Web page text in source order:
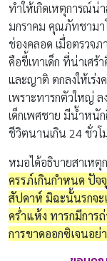
ทำให้เกิดเหตุการณ์
มกราคม คุณภัทชามา
ช่องคลอด เมื่อตรวจ
คือขี้เทาเด็ก ที่น่าเศ
และญาติ ตกลงให้เร่ง
เพราะทารกตัวใหญ่
เด็กเพศชาย มีน้ำหนัก
ชีวิตนานเกิน 24 ชั่วโ
หมอได้อธิบายสาเหตุ
ครรภ์เกินกำหนด ปัจ
สัปดาห์ มิฉะนั้นรกจะ
คร่ำแห้ง ทารกมีการ
การขาดออกซิเจนอ